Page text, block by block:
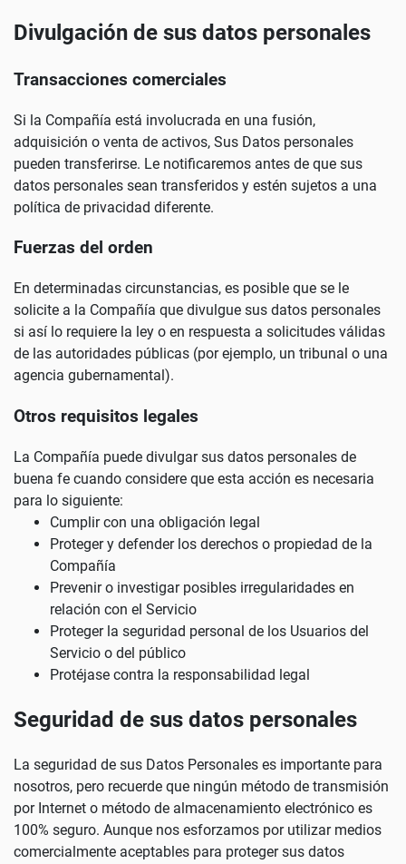
Divulgación de sus datos personales
Transacciones comerciales
Si la Compañía está involucrada en una fusión,
adquisición o venta de activos, Sus Datos personales
pueden transferirse. Le notificaremos antes de que sus
datos personales sean transferidos y estén sujetos a una
política de privacidad diferente.
Fuerzas del orden
En determinadas circunstancias, es posible que se le
solicite a la Compañía que divulgue sus datos personales
si así lo requiere la ley o en respuesta a solicitudes válidas
de las autoridades públicas (por ejemplo, un tribunal o una
agencia gubernamental).
Otros requisitos legales
La Compañía puede divulgar sus datos personales de
buena fe cuando considere que esta acción es necesaria
para lo siguiente:
Cumplir con una obligación legal
Proteger y defender los derechos o propiedad de la
Compañía
Prevenir o investigar posibles irregularidades en
relación con el Servicio
Proteger la seguridad personal de los Usuarios del
Servicio o del público
Protéjase contra la responsabilidad legal
Seguridad de sus datos personales
La seguridad de sus Datos Personales es importante para
nosotros, pero recuerde que ningún método de transmisión
por Internet o método de almacenamiento electrónico es
100% seguro. Aunque nos esforzamos por utilizar medios
comercialmente aceptables para proteger sus datos